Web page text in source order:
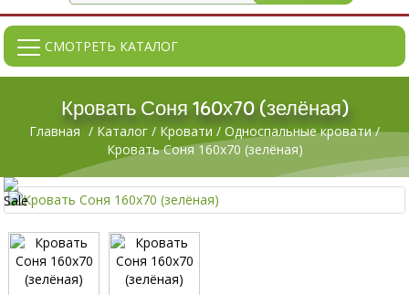
СМОТРЕТЬ КАТАЛОГ
Кровать Соня 160х70 (зелёная)
Главная / Каталог / Кровати / Односпальные кровати/
Кровать Соня 160х70 (зелёная)